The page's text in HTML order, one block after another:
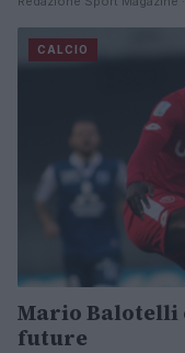
CALCIO
Mario Balotelli
future